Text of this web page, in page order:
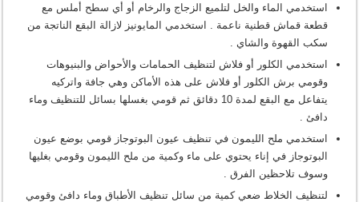
استخدمي الماء والخل لتلميع الزجاج والرخام أو أي سطح أملس مع
قطعة قماش قطنية ناعمة . استخدمي المايونيز لازالة البقع الناتجة من
سكب القهوة والشاي .
استخدمي الكلور أو فلاش لتنظيف الحمامات والأحواض والبنيوهات
وقومي برش الكلور أو فلاش على هذه الأماكن وهي جافة واتركيه
يتفاعل مع البقع لمدة 10 دقائق ثم قومي بغسلها بسائل للتنظيف وماء
دافئ .
استخدمي ملح الليمون في تنظيف عيون البوتوجاز قومي بوضع عيون
البوتوجاز في إناء يحتوي على ماء وكمية من ملح الليمون وقومي بغليها
وسوف تلاحظين الفرق .
لتنظيف الخلاط ضعي كمية من سائل تنظيف الأطباق وماء دافئ وقومي